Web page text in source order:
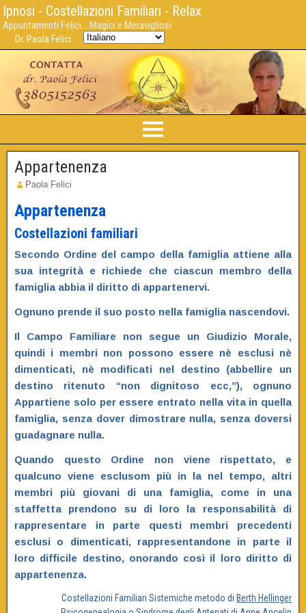
Ipnosi - Costellazioni Familiari - Relax
Appuntamenti Felici... Magici e Meravigliosi
Dr. Paola Felici
Appartenenza
Paola Felici
Appartenenza
Costellazioni familiari
Secondo Ordine del campo della famiglia attiene alla
sua integrità e richiede che ciascun membro della
famiglia abbia il diritto di appartenervi.
Ognuno prende il suo posto nella famiglia nascendovi.
Il Campo Familiare non segue un Giudizio Morale,
quindi i membri non possono essere nè esclusi nè
dimenticati, nè modificati nel destino (abbellire un
destino ritenuto “non dignitoso ecc,”), ognuno
Appartiene solo per essere entrato nella vita in quella
famiglia, senza dover dimostrare nulla, senza doversi
guadagnare nulla.
Quando questo Ordine non viene rispettato, e
qualcuno viene esclusom più in la nel tempo, altri
membri più giovani di una famiglia, come in una
staffetta prendono su di loro la responsabilità di
rappresentare in parte questi membri precedenti
esclusi o dimenticati, rappresentandone in parte il
loro difficile destino, onorando così il loro diritto di
appartenenza.
Costellazioni Familiari Sistemiche metodo di Berth Hellinger